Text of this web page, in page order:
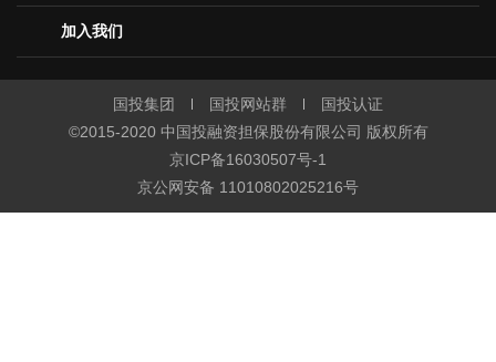
加入我们
国投集团 国投网站群
国投认证
©2015-2020 中国投融资担保股份有限公司 版权所有
京ICP备16030507号-1
京公网安备 11010802025216号